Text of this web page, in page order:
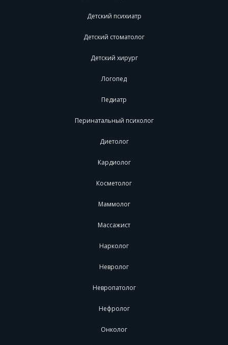
Детский психиатр
Детский стоматолог
Детский хирург
Логопед
Педиатр
Перинатальный психолог
Диетолог
Кардиолог
Косметолог
Маммолог
Массажист
Нарколог
Невролог
Невропатолог
Нефролог
Онколог